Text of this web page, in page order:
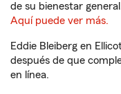
de su bienestar
Aquí puede ver más.
Eddie Bleiberg en
después de que
en línea.